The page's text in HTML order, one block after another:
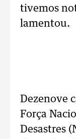
tivemos
lamentou.
Dezenove
Força
Desastres